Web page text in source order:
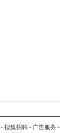
- 搜狐招聘 - 广告服务 -